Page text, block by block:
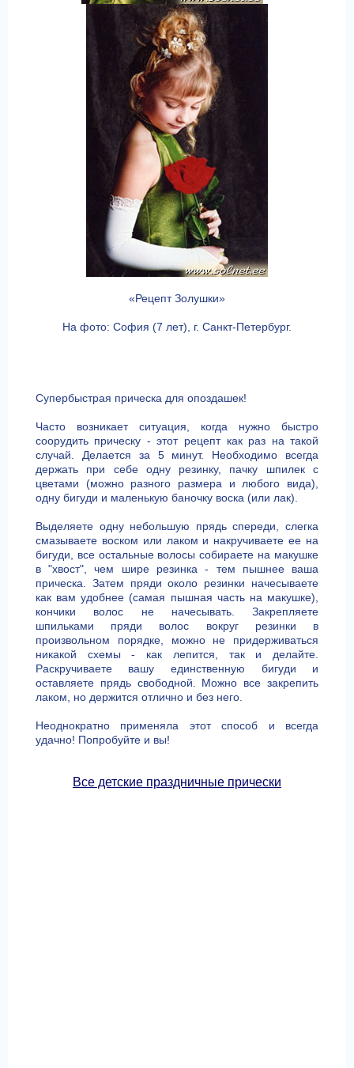
«Рецепт Золушки»
На фото: София (7 лет), г. Санкт-Петербург.
Супербыстрая прическа для опоздашек!
Часто возникает ситуация, когда нужно быстро
соорудить прическу - этот рецепт как раз на такой
случай. Делается за 5 минут. Необходимо всегда
держать при себе одну резинку, пачку шпилек с
цветами (можно разного размера и любого вида),
одну бигуди и маленькую баночку воска (или лак).
Выделяете одну небольшую прядь спереди, слегка
смазываете воском или лаком и накручиваете ее на
бигуди, все остальные волосы собираете на макушке
в "хвост", чем шире резинка - тем пышнее ваша
прическа. Затем пряди около резинки начесываете
как вам удобнее (самая пышная часть на макушке),
кончики волос не начесывать. Закрепляете
шпильками пряди волос вокруг резинки в
произвольном порядке, можно не придерживаться
никакой схемы - как лепится, так и делайте.
Раскручиваете вашу единственную бигуди и
оставляете прядь свободной. Можно все закрепить
лаком, но держится отлично и без него.
Неоднократно применяла этот способ и всегда
удачно! Попробуйте и вы!
Все детские праздничные прически